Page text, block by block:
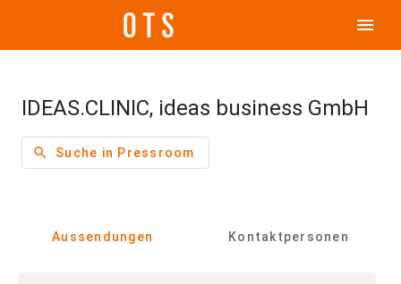
menu
IDEAS.CLINIC, ideas business GmbH
search Suche in Pressroom
Aussendungen Kontaktpersonen